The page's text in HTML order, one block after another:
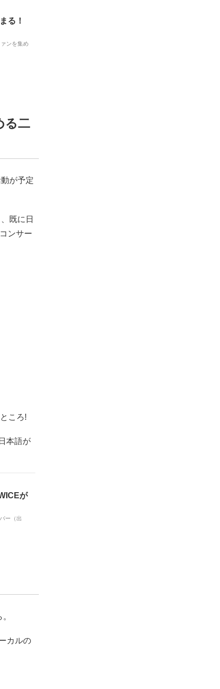
る！
ンを集め
る二
が予定
既に日
ンサー
ころ!
本語が
が
ー（出
カルの